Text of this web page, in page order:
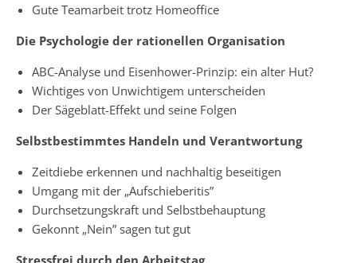
Gute Teamarbeit trotz Homeoffice
Die Psychologie der rationellen Organisation
ABC-Analyse und Eisenhower-Prinzip: ein alter Hut?
Wichtiges von Unwichtigem unterscheiden
Der Sägeblatt-Effekt und seine Folgen
Selbstbestimmtes Handeln und Verantwortung
Zeitdiebe erkennen und nachhaltig beseitigen
Umgang mit der „Aufschieberitis”
Durchsetzungskraft und Selbstbehauptung
Gekonnt „Nein” sagen tut gut